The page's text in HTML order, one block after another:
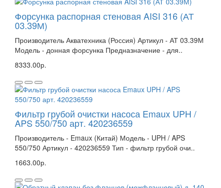
Форсунка распорная стеновая AISI 316 (АТ
03.39М)
Производитель Акватехника (Россия) Артикул - АТ 03.39М
Модель - донная форсунка Предназначение - для..
8333.00р.
Фильтр грубой очистки насоса Emaux UPH /
APS 550/750 арт. 420236559
Производитель - Emaux (Китай) Модель - UPH / APS
550/750 Артикул - 420236559 Тип - фильтр грубой очи..
1663.00р.